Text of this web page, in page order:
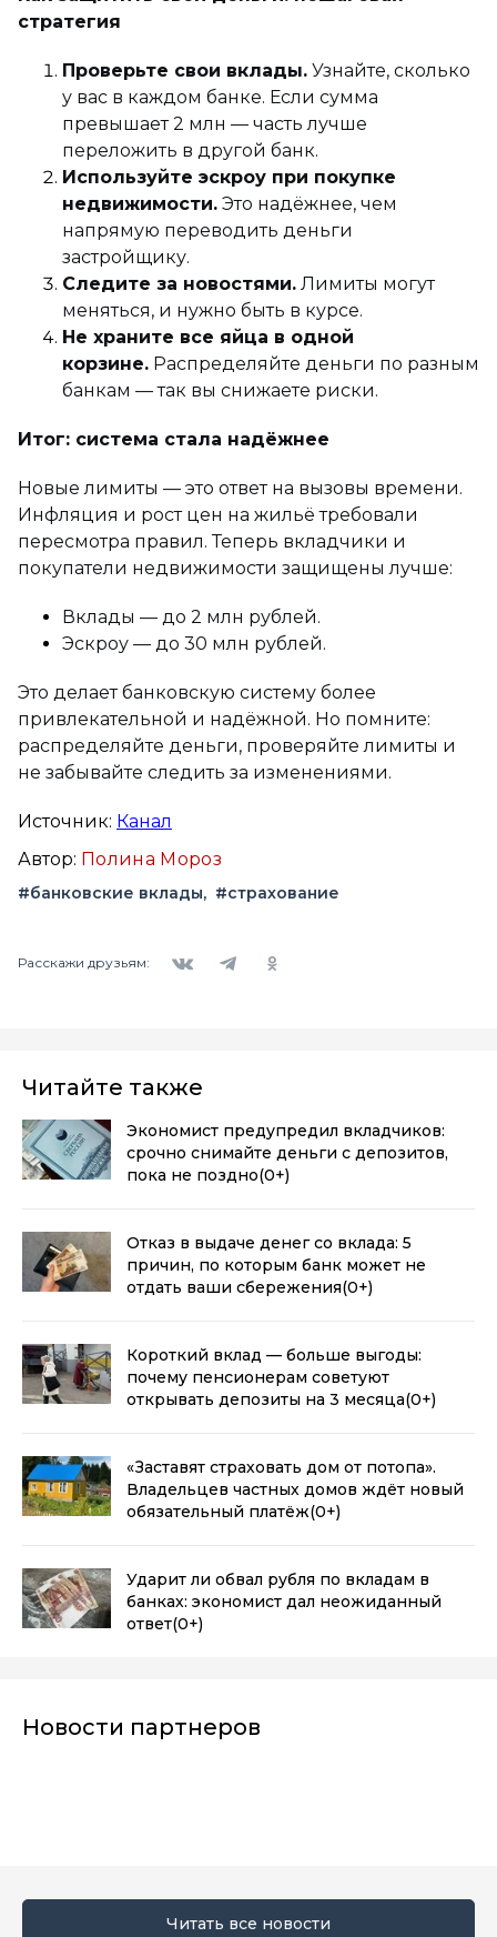
стратегия
Проверьте свои вклады. Узнайте, сколько
у вас в каждом банке. Если сумма
превышает 2 млн — часть лучше
переложить в другой банк.
Используйте эскроу при покупке
недвижимости. Это надёжнее, чем
напрямую переводить деньги
застройщику.
Следите за новостями. Лимиты могут
меняться, и нужно быть в курсе.
Не храните все яйца в одной
корзине. Распределяйте деньги по разным
банкам — так вы снижаете риски.
Итог: система стала надёжнее
Новые лимиты — это ответ на вызовы времени.
Инфляция и рост цен на жильё требовали
пересмотра правил. Теперь вкладчики и
покупатели недвижимости защищены лучше:
Вклады — до 2 млн рублей.
Эскроу — до 30 млн рублей.
Это делает банковскую систему более
привлекательной и надёжной. Но помните:
распределяйте деньги, проверяйте лимиты и
не забывайте следить за изменениями.
Источник: Канал
Автор: Полина Мороз
#банковские вклады #страхование
Расскажи друзьям:
Читайте также
Экономист предупредил вкладчиков:
срочно снимайте деньги с депозитов,
пока не поздно(0+)
Отказ в выдаче денег со вклада: 5
причин, по которым банк может не
отдать ваши сбережения(0+)
Короткий вклад — больше выгоды:
почему пенсионерам советуют
открывать депозиты на 3 месяца(0+)
«Заставят страховать дом от потопа».
Владельцев частных домов ждёт новый
обязательный платёж(0+)
Ударит ли обвал рубля по вкладам в
банках: экономист дал неожиданный
ответ(0+)
Новости партнеров
Читать все новости